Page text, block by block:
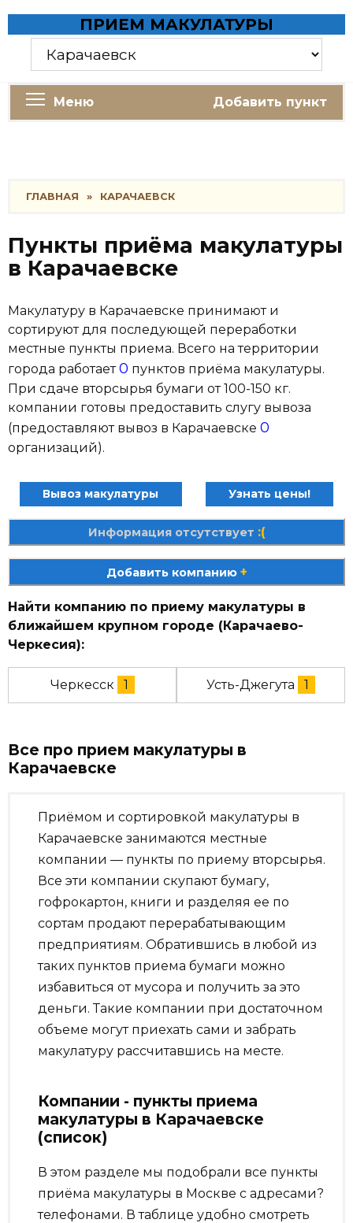
content
ПРИЕМ МАКУЛАТУРЫ
Меню Добавить пункт
ГЛАВНАЯ » КАРАЧАЕВСК
Пункты приёма макулатуры
в Карачаевске
Макулатуру в Карачаевске принимают и
сортируют для последующей переработки
местные пункты приема. Всего на территории
города работает0 пунктов приёма макулатуры.
При сдаче вторсырья бумаги от 100-150 кг.
компании готовы предоставить слугу вывоза
(предоставляют вывоз в Карачаевске 0
организаций).
Вывоз макулатуры Узнать цены!
Информация отсутствует :(
Добавить компанию +
Найти компанию по приему макулатуры в
ближайшем крупном городе (Карачаево-
Черкесия):
Черкесск 1 Усть-Джегута 1
Все про прием макулатуры в
Карачаевске
Приёмом и сортировкой макулатуры в
Карачаевске занимаются местные
компании — пункты по приему вторсырья.
Все эти компании скупают бумагу,
гофрокартон, книги и разделяя ее по
сортам продают перерабатывающим
предприятиям. Обратившись в любой из
таких пунктов приема бумаги можно
избавиться от мусора и получить за это
деньги. Такие компании при достаточном
объеме могут приехать сами и забрать
макулатуру рассчитавшись на месте.
Компании - пункты приема
макулатуры в Карачаевске
(список)
В этом разделе мы подобрали все пункты
приёма макулатуры в Москве с адресами?
телефонами. В таблице удобно смотреть